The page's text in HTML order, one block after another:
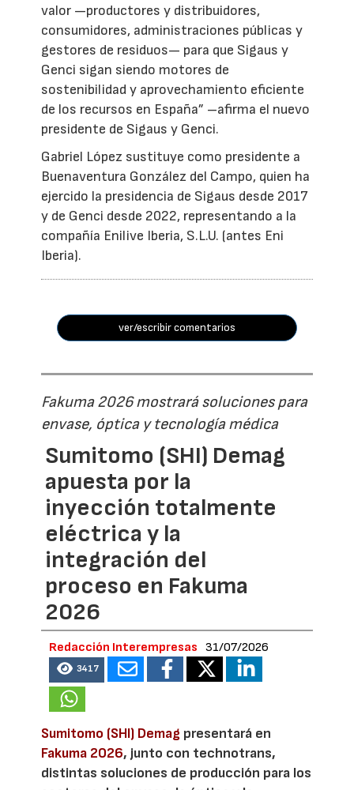
valor —productores y distribuidores,
consumidores, administraciones públicas y
gestores de residuos— para que Sigaus y
Genci sigan siendo motores de
sostenibilidad y aprovechamiento eficiente
de los recursos en España” –afirma el nuevo
presidente de Sigaus y Genci.
Gabriel López sustituye como presidente a
Buenaventura González del Campo, quien ha
ejercido la presidencia de Sigaus desde 2017
y de Genci desde 2022, representando a la
compañía Enilive Iberia, S.L.U. (antes Eni
Iberia).
ver/escribir comentarios
Fakuma 2026 mostrará soluciones para
envase, óptica y tecnología médica
Sumitomo (SHI) Demag
apuesta por la
inyección totalmente
eléctrica y la
integración del
proceso en Fakuma
2026
Redacción Interempresas 31/07/2026
3417
Sumitomo (SHI) Demag presentará en
Fakuma 2026, junto con technotrans,
distintas soluciones de producción para los